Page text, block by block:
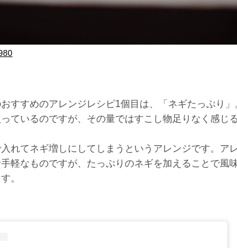
すすめのアレンジレシピ1個目は、「ネギたっぷり
ているのですが、その量ではすこし物足りなく感じ
れてネギ増しにしてしまうというアレンジです。ア
軽なものですが、たっぷりのネギを加えることで風
。